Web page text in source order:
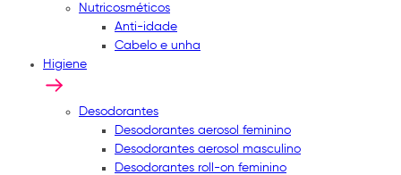
Nutricosméticos
Anti-idade
Cabelo e unha
Higiene
Desodorantes
Desodorantes aerosol feminino
Desodorantes aerosol masculino
Desodorantes roll-on feminino